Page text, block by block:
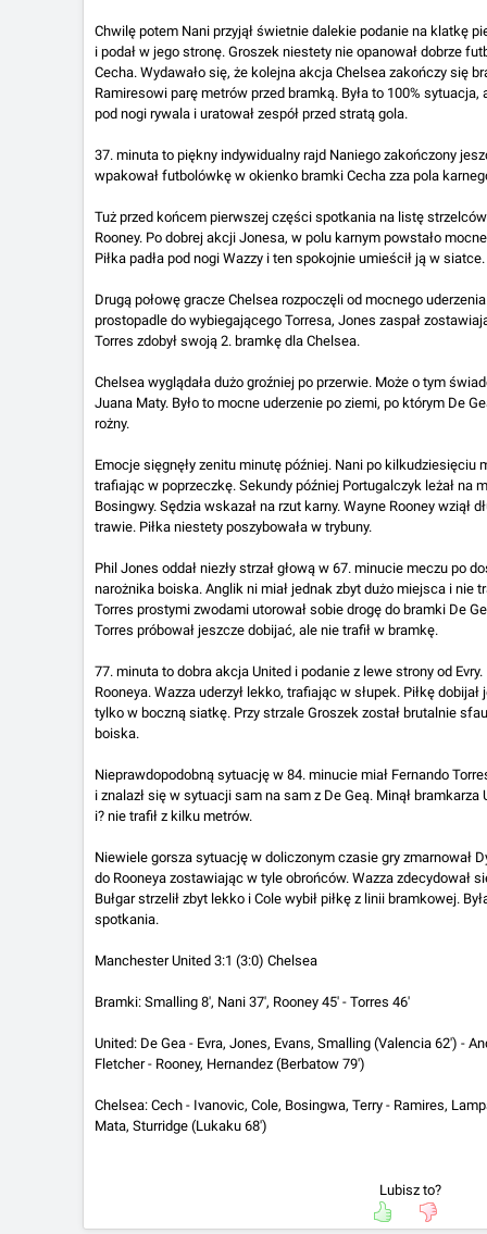
Chwilę potem Nani przyjął świetnie dalekie podanie na klatkę
i podał w jego stronę. Groszek niestety nie opanował dobrze
Cecha. Wydawało się, że kolejna akcja Chelsea zakończy się
Ramiresowi parę metrów przed bramką. Była to 100%
pod nogi rywala i uratował zespół przed stratą gola.
37. minuta to piękny indywidualny rajd Naniego zakończony
wpakował futbolówkę w okienko bramki Cecha zza pola
Tuż przed końcem pierwszej części spotkania na listę
Rooney. Po dobrej akcji Jonesa, w polu karnym powstało
Piłka padła pod nogi Wazzy i ten spokojnie umieścił ją w siatce.
Drugą połowę gracze Chelsea rozpoczęli od mocnego
prostopadle do wybiegającego Torresa, Jones zaspał
Torres zdobył swoją 2. bramkę dla Chelsea.
Chelsea wyglądała dużo groźniej po przerwie. Może o tym
Juana Maty. Było to mocne uderzenie po ziemi, po którym De
rożny.
Emocje sięgnęły zenitu minutę później. Nani po kilkudziesięciu
trafiając w poprzeczkę. Sekundy później Portugalczyk leżał na
Bosingwy. Sędzia wskazał na rzut karny. Wayne Rooney wziął
trawie. Piłka niestety poszybowała w trybuny.
Phil Jones oddał niezły strzał głową w 67. minucie meczu po
narożnika boiska. Anglik ni miał jednak zbyt dużo miejsca i nie
Torres prostymi zwodami utorował sobie drogę do bramki De
Torres próbował jeszcze dobijać, ale nie trafił w bramkę.
77. minuta to dobra akcja United i podanie z lewe strony od Evry.
Rooneya. Wazza uderzył lekko, trafiając w słupek. Piłkę
tylko w boczną siatkę. Przy strzale Groszek został brutalnie
boiska.
Nieprawdopodobną sytuację w 84. minucie miał Fernando
i znalazł się w sytuacji sam na sam z De Geą. Minął
i? nie trafił z kilku metrów.
Niewiele gorsza sytuację w doliczonym czasie gry zmarnował
do Rooneya zostawiając w tyle obrońców. Wazza zdecydował
Bułgar strzelił zbyt lekko i Cole wybił piłkę z linii bramkowej.
spotkania.
Manchester United 3:1 (3:0) Chelsea
Bramki: Smalling 8', Nani 37', Rooney 45' - Torres 46'
United: De Gea - Evra, Jones, Evans, Smalling (Valencia 62') -
Fletcher - Rooney, Hernandez (Berbatow 79')
Chelsea: Cech - Ivanovic, Cole, Bosingwa, Terry - Ramires,
Mata, Sturridge (Lukaku 68')
Lubisz to?